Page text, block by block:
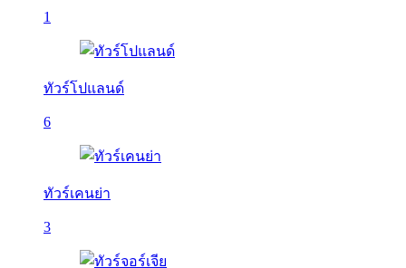
1
ทัวร์โปแลนด์
6
ทัวร์เคนย่า
3